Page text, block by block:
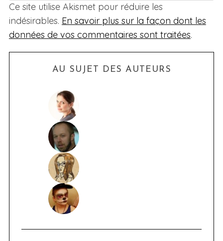
Ce site utilise Akismet pour réduire les
indésirables. En savoir plus sur la façon dont les
données de vos commentaires sont traitées.
AU SUJET DES AUTEURS